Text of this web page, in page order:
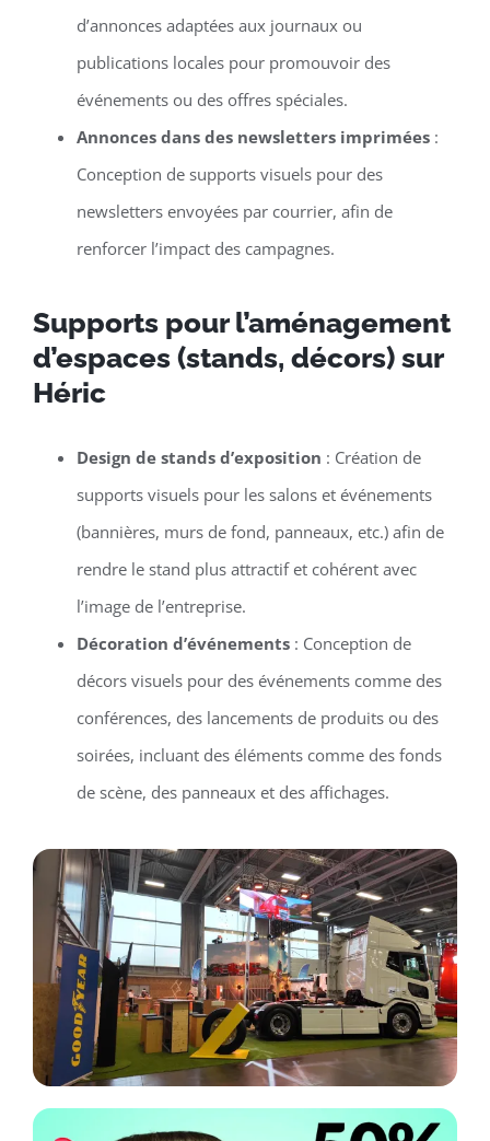
d’annonces adaptées aux journaux ou
publications locales pour promouvoir des
événements ou des offres spéciales.
Annonces dans des newsletters imprimées:
Conception de supports visuels pour des
newsletters envoyées par courrier, afin de
renforcer l’impact des campagnes.
Supports pour l’aménagement
d’espaces (stands, décors) sur
Héric
Design de stands d’exposition : Création de
supports visuels pour les salons et événements
(bannières, murs de fond, panneaux, etc.) afin de
rendre le stand plus attractif et cohérent avec
l’image de l’entreprise.
Décoration d’événements: Conception de
décors visuels pour des événements comme des
conférences, des lancements de produits ou des
soirées, incluant des éléments comme des fonds
de scène, des panneaux et des affichages.